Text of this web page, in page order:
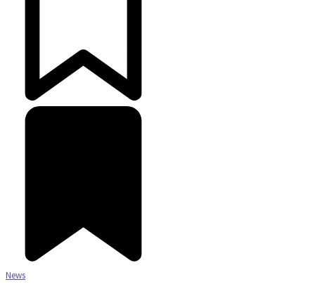
News